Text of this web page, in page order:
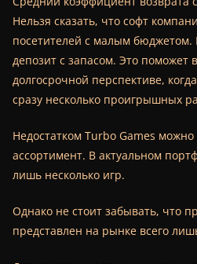
Нельзя сказать, что софт
посетителей с малым бюджетом.
депозит с запасом. Это поможет
долгосрочной перспективе,
сразу несколько проигрышных
Недостатком Turbo Games
ассортимент. В актуальном
лишь несколько игр.
Однако не стоит забывать, что
представлен на рынке всего